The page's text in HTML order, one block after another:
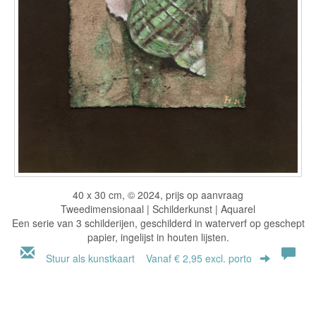
40 x 30 cm, © 2024, prijs op aanvraag
Tweedimensionaal | Schilderkunst | Aquarel
Een serie van 3 schilderijen, geschilderd in waterverf op geschept
papier, ingelijst in houten lijsten.
Stuur als kunstkaart Vanaf € 2,95 excl. porto